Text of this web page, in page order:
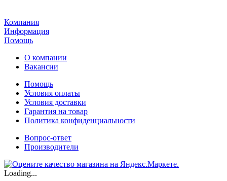
Компания
Информация
Помощь
О компании
Вакансии
Помощь
Условия оплаты
Условия доставки
Гарантия на товар
Политика конфиденциальности
Вопрос-ответ
Производители
Loading...